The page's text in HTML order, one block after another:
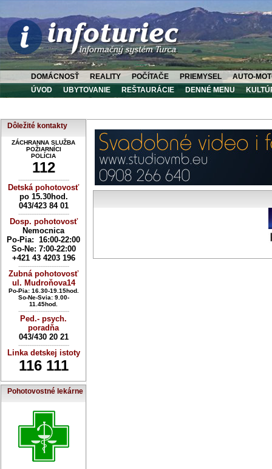
DOMÁCNOSŤ REALITY POČÍTAČE PRIEMYSEL
AUTO-
ÚVOD
UBYTOVANIE REŠTAURÁCIE DENNÉ MENU
Dôležité kontakty
ZÁCHRANNA SLUŽBA
POŽIARNÍCI
POLÍCIA
112
----------------------------
Detská pohotovosť
po 15.30hod.
043/423 84 01
----------------------------
Dosp. pohotovosť
Nemocnica
Po-Pia: 16:00-22:00
So-Ne: 7:00-22:00
+421 43 4203 196
----------------------------
Zubná pohotovosť
ul. Mudroňova14
Po-Pia: 16.30-19.15hod.
So-Ne-Svia: 9.00-
11.45hod.
----------------------------
Ped.- psych.
poradňa
043/430 20 21
----------------------------
Linka detskej istoty
116 111
Pohotovostné lekárne